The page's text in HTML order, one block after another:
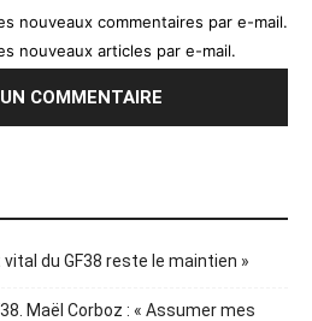
nouveaux commentaires par e-mail.
nouveaux articles par e-mail.
vital du GF38 reste le maintien »
Maël Corboz : « Assumer mes